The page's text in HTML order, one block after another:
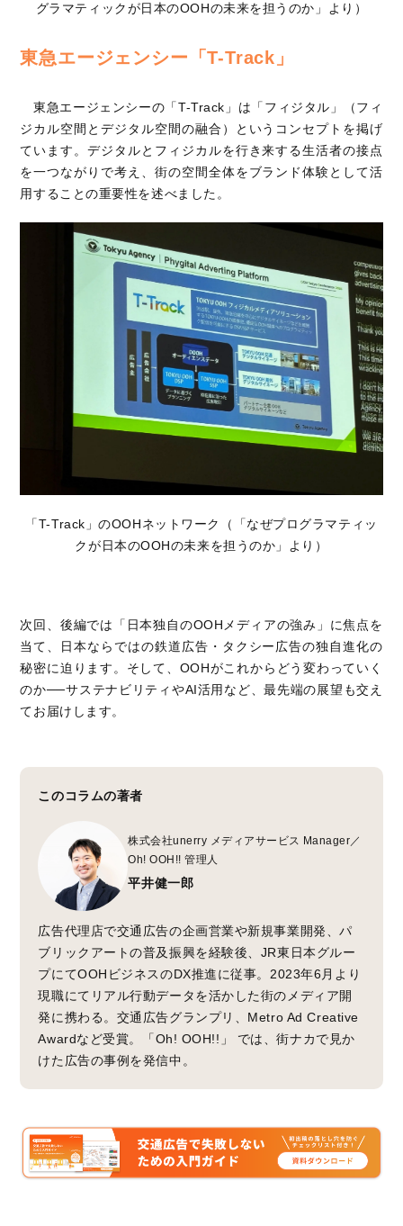
グラマティックが日本のOOHの未来を担うのか」より）
東急エージェンシー「T-Track」
東急エージェンシーの「T-Track」は「フィジタル」（フィ
ジカル空間とデジタル空間の融合）というコンセプトを掲げ
ています。デジタルとフィジカルを行き来する生活者の接点
を一つながりで考え、街の空間全体をブランド体験として活
用することの重要性を述べました。
「T-Track」のOOHネットワーク（「なぜプログラマティッ
クが日本のOOHの未来を担うのか」より）
次回、後編では「日本独自のOOHメディアの強み」に焦点を
当て、日本ならではの鉄道広告・タクシー広告の独自進化の
秘密に迫ります。そして、OOHがこれからどう変わっていく
のか──サステナビリティやAI活用など、最先端の展望も交え
てお届けします。
このコラムの著者
株式会社unerry メディアサービス Manager／
Oh! OOH!! 管理人
平井健一郎
広告代理店で交通広告の企画営業や新規事業開発、パ
ブリックアートの普及振興を経験後、JR東日本グルー
プにてOOHビジネスのDX推進に従事。2023年6月より
現職にてリアル行動データを活かした街のメディア開
発に携わる。交通広告グランプリ、Metro Ad Creative
Awardなど受賞。「Oh! OOH!!」 では、街ナカで見か
けた広告の事例を発信中。